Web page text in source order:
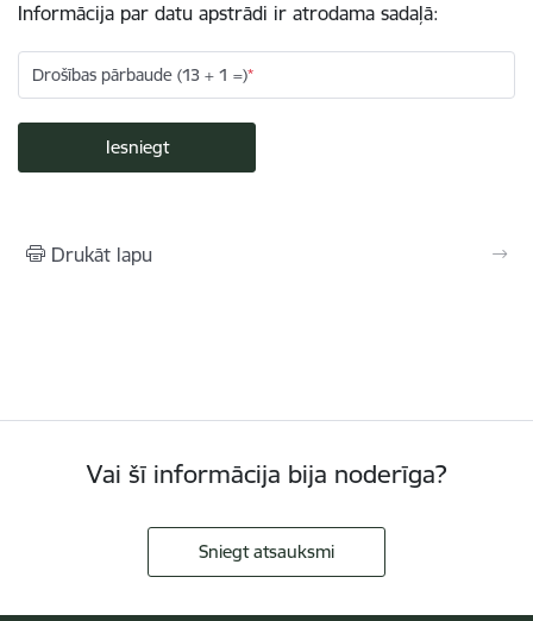
Informācija par datu apstrādi ir atrodama sadaļā:
Drošības pārbaude (13 + 1 =)
Drukāt lapu
Vai šī informācija bija noderīga?
Sniegt atsauksmi